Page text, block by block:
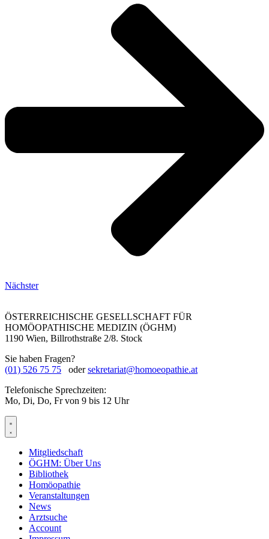
Nächster
ÖSTERREICHISCHE GESELLSCHAFT FÜR
HOMÖOPATHISCHE MEDIZIN (ÖGHM)
1190 Wien, Billrothstraße 2/8. Stock
Sie haben Fragen?
(01) 526 75 75 odersekretariat@homoeopathie.at
Telefonische Sprechzeiten:
Mo, Di, Do, Fr von 9 bis 12 Uhr
Mitgliedschaft
ÖGHM: Über Uns
Bibliothek
Homöopathie
Veranstaltungen
News
Arztsuche
Account